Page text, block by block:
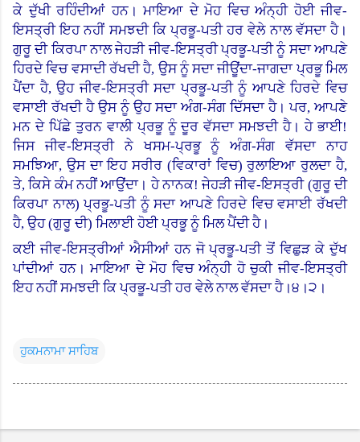
ਕੇ ਦੁੱਖੀ ਰਹਿੰਦੀਆਂ ਹਨ। ਮਾਇਆ ਦੇ ਮੋਹ ਵਿਚ ਅੰਨ੍ਹੀ ਹੋਈ ਜੀਵ-
ਇਸਤ੍ਰੀ ਇਹ ਨਹੀਂ ਸਮਝਦੀ ਕਿ ਪ੍ਰਭੂ-ਪਤੀ ਹਰ ਵੇਲੇ ਨਾਲ ਵੱਸਦਾ ਹੈ।
ਗੁਰੂ ਦੀ ਕਿਰਪਾ ਨਾਲ ਜੇਹੜੀ ਜੀਵ-ਇਸਤ੍ਰੀ ਪ੍ਰਭੂ-ਪਤੀ ਨੂੰ ਸਦਾ ਆਪਣੇ
ਹਿਰਦੇ ਵਿਚ ਵਸਾਦੀ ਰੱਖਦੀ ਹੈ, ਉਸ ਨੂੰ ਸਦਾ ਜੀਊਂਦਾ-ਜਾਗਦਾ ਪ੍ਰਭੂ ਮਿਲ
ਪੈਂਦਾ ਹੈ, ਉਹ ਜੀਵ-ਇਸਤ੍ਰੀ ਸਦਾ ਪ੍ਰਭੂ-ਪਤੀ ਨੂੰ ਆਪਣੇ ਹਿਰਦੇ ਵਿਚ
ਵਸਾਈ ਰੱਖਦੀ ਹੈ ਉਸ ਨੂੰ ਉਹ ਸਦਾ ਅੰਗ-ਸੰਗ ਦਿੱਸਦਾ ਹੈ। ਪਰ, ਆਪਣੇ
ਮਨ ਦੇ ਪਿੱਛੇ ਤੁਰਨ ਵਾਲੀ ਪ੍ਰਭੂ ਨੂੰ ਦੂਰ ਵੱਸਦਾ ਸਮਝਦੀ ਹੈ।ਹੇ ਭਾਈ!
ਜਿਸ ਜੀਵ-ਇਸਤ੍ਰੀ ਨੇ ਖਸਮ-ਪ੍ਰਭੂ ਨੂੰ ਅੰਗ-ਸੰਗ ਵੱਸਦਾ ਨਾਹ
ਸਮਝਿਆ, ਉਸ ਦਾ ਇਹ ਸਰੀਰ (ਵਿਕਾਰਾਂ ਵਿਚ) ਰੁਲਾਇਆ ਰੁਲਦਾ ਹੈ,
ਤੇ, ਕਿਸੇ ਕੰਮ ਨਹੀਂ ਆਉਂਦਾ।ਹੇ ਨਾਨਕ! ਜੇਹੜੀ ਜੀਵ-ਇਸਤ੍ਰੀ (ਗੁਰੂ ਦੀ
ਕਿਰਪਾ ਨਾਲ) ਪ੍ਰਭੂ-ਪਤੀ ਨੂੰ ਸਦਾ ਆਪਣੇ ਹਿਰਦੇ ਵਿਚ ਵਸਾਈ ਰੱਖਦੀ
ਹੈ, ਉਹ (ਗੁਰੂ ਦੀ) ਮਿਲਾਈ ਹੋਈ ਪ੍ਰਭੂ ਨੂੰ ਮਿਲ ਪੈਂਦੀ ਹੈ।
ਕਈ ਜੀਵ-ਇਸਤ੍ਰੀਆਂ ਐਸੀਆਂ ਹਨ ਜੋ ਪ੍ਰਭੂ-ਪਤੀ ਤੋਂ ਵਿਛੁੜ ਕੇ ਦੁੱਖ
ਪਾਂਦੀਆਂ ਹਨ। ਮਾਇਆ ਦੇ ਮੋਹ ਵਿਚ ਅੰਨ੍ਹੀ ਹੋ ਚੁਕੀ ਜੀਵ-ਇਸਤ੍ਰੀ
ਇਹ ਨਹੀਂ ਸਮਝਦੀ ਕਿ ਪ੍ਰਭੂ-ਪਤੀ ਹਰ ਵੇਲੇ ਨਾਲ ਵੱਸਦਾ ਹੈ।੪।੨।
ਹੁਕਮਨਾਮਾ ਸਾਹਿਬ